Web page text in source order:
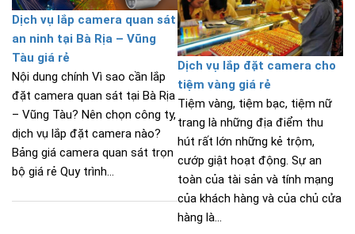
Dịch vụ lắp camera quan sát
an ninh tại Bà Rịa – Vũng
Tàu giá rẻ
Nội dung chính Vì sao cần lắp
đặt camera quan sát tại Bà Rịa
– Vũng Tàu? Nên chọn công ty,
dịch vụ lắp đặt camera nào?
Bảng giá camera quan sát trọn
bộ giá rẻ Quy trình...
Dịch vụ lắp đặt camera cho
tiệm vàng giá rẻ
Tiệm vàng, tiệm bạc, tiệm nữ
trang là những địa điểm thu
hút rất lớn những kẻ trộm,
cướp giật hoạt động. Sự an
toàn của tài sản và tính mạng
của khách hàng và của chủ cửa
hàng là...